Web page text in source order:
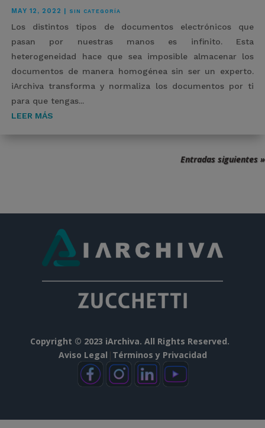
MAY 12, 2022 | SIN CATEGORÍA
Los distintos tipos de documentos electrónicos que
pasan por nuestras manos es infinito. Esta
heterogeneidad hace que sea imposible almacenar los
documentos de manera homogénea sin ser un experto.
iArchiva transforma y normaliza los documentos por ti
para que tengas...
LEER MÁS
Entradas siguientes »
Copyright © 2023 iArchiva. All Rights Reserved.
Aviso Legal | Términos y Privacidad